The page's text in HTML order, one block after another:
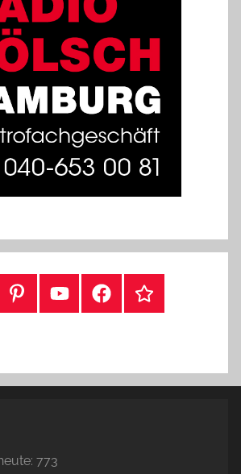
PinterestYouTubeFacebookTikTok
773